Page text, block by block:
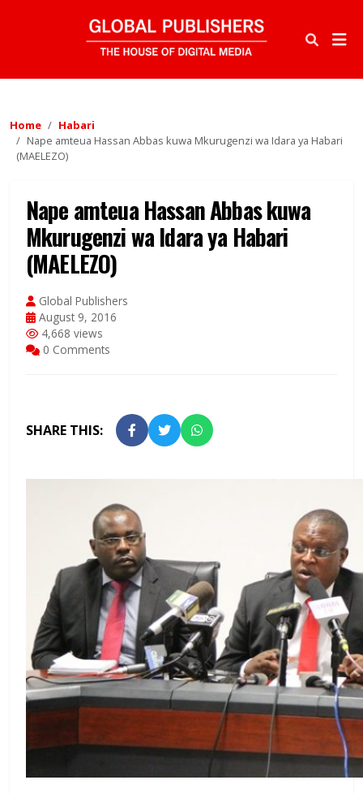
Home
Habari
Nape amteua Hassan Abbas kuwa Mkurugenzi wa Idara ya Habari
(MAELEZO)
Nape amteua Hassan Abbas kuwa
Mkurugenzi wa Idara ya Habari
(MAELEZO)
Global Publishers
August 9, 2016
4,668 views
0 Comments
SHARE THIS: